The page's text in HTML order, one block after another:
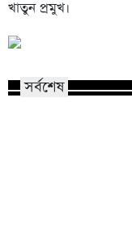
খাতুন প্রমুখ।
সর্বশেষ